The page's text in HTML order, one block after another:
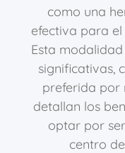
como una
efectiva para
Esta
significativas,
preferida por
detallan los
optar por
centro